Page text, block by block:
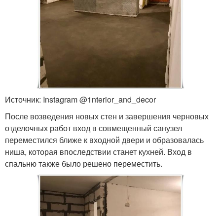
Источник: Instagram @1nterior_and_decor
После возведения новых стен и завершения черновых
отделочных работ вход в совмещенный санузел
переместился ближе к входной двери и образовалась
ниша, которая впоследствии станет кухней. Вход в
спальню также было решено переместить.